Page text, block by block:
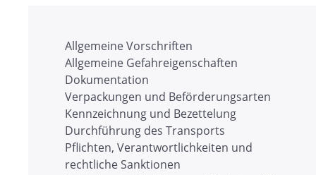
Allgemeine Vorschriften
Allgemeine Gefahreigenschaften
Dokumentation
Verpackungen und Beförderungsarten
Kennzeichnung und Bezettelung
Durchführung des Transports
Pflichten, Verantwortlichkeiten und
rechtliche Sanktionen